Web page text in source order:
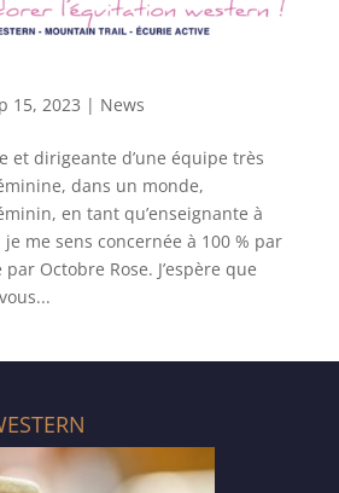
15, 2023 | News
et dirigeante d’une équipe très
dans un monde,
en tant qu’enseignante à
me sens concernée à 100 % par
Octobre Rose. J’espère que